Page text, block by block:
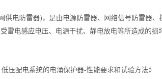
供电防雷器)，是由电源防雷器、网络信号防雷器
雷电感应电压、电源干扰、静电放电等所造成的损
压配电系统的电涌保护器-性能要求和试验方法》